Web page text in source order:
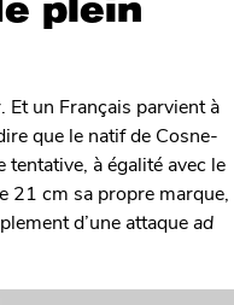
un Français parvient à
que le natif de Cosne-
à égalité avec le
21 cm sa propre marque,
d’une attaquead